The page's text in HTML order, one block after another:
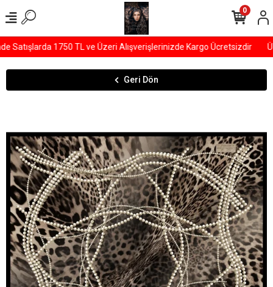
1750 TL ve Üzeri Alışverişlerinizde Kargo Ücretsizdir
0
Geri Dön